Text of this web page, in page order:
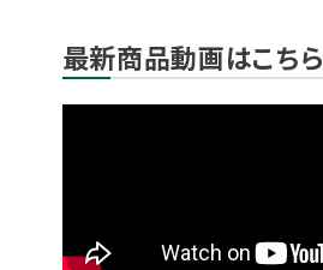
最新商品動画はこちら